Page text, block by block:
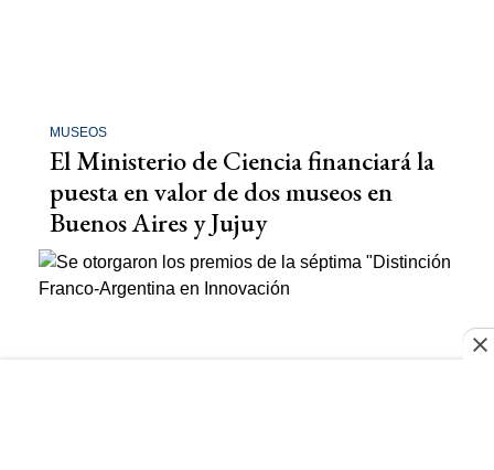
MUSEOS
El Ministerio de Ciencia financiará la
puesta en valor de dos museos en
Buenos Aires y Jujuy